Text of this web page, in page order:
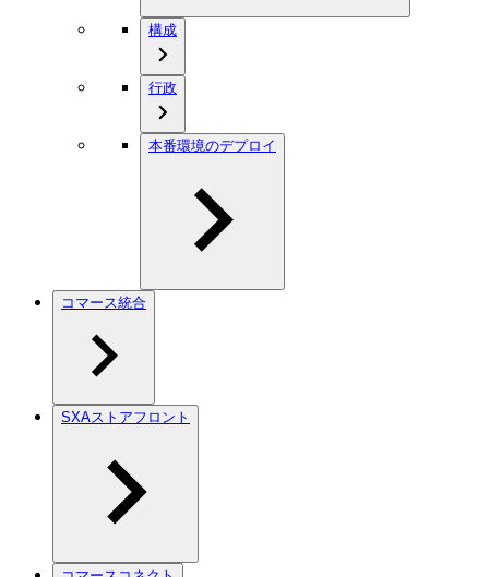
構成
行政
本番環境のデプロイ
コマース統合
SXAストアフロント